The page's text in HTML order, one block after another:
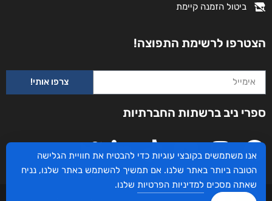
ביטול הזמנה קיימת
הצטרפו לרשימת התפוצה!
צרפו אותי!
ספרי ניב ברשתות החברתיות
אנו משתמשים בקובצי עוגיות כדי להבטיח את חוויית הגלישה
הטובה ביותר באתר שלנו. אם תמשיך להשתמש באתר שלנו, נניח
שאתה מסכים למדיניות הפרטיות שלנו.